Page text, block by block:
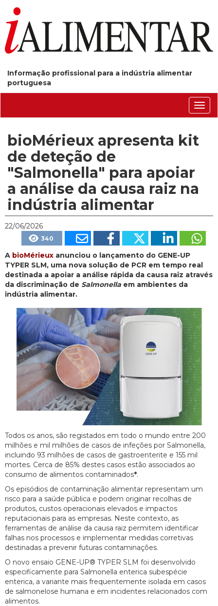
Informação profissional para a indústria alimentar
portuguesa
bioMérieux apresenta kit
de deteção de
"Salmonella" para apoiar
a análise da causa raiz na
indústria alimentar
22/06/2026
340
A bioMérieux anunciou o lançamento do GENE-UP
TYPER SLM, uma nova solução de PCR em tempo real
destinada a apoiar a análise rápida da causa raiz através
da discriminação de Salmonella em ambientes da
indústria alimentar.
Todos os anos, são registados em todo o mundo entre 200
milhões e mil milhões de casos de infeções por Salmonella,
incluindo 93 milhões de casos de gastroenterite e 155 mil
mortes. Cerca de 85% destes casos estão associados ao
consumo de alimentos contaminados*.
Os episódios de contaminação alimentar representam um
risco para a saúde pública e podem originar recolhas de
produtos, custos operacionais elevados e impactos
reputacionais para as empresas. Neste contexto, as
ferramentas de análise da causa raiz permitem identificar
falhas nos processos e implementar medidas corretivas
destinadas a prevenir futuras contaminações.
O novo ensaio GENE-UP® TYPER SLM foi desenvolvido
especificamente para Salmonella enterica subespécie
enterica, a variante mais frequentemente isolada em casos
de salmonelose humana e em incidentes relacionados com
alimentos.